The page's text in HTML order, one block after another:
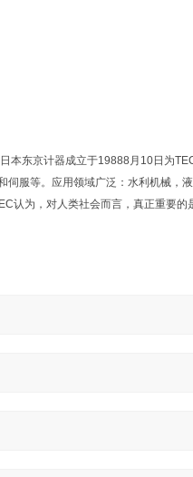
本东京计器成立于19888月10日为
服等。应用领域广泛：水利机械，
认为，对人类社会而言，真正重要的